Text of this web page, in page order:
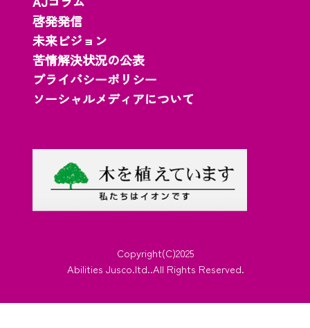
啓発発信
未来ビジョン
苦情解決状況の公表
プライバシーポリシー
ソーシャルメディアについて
Copyright(C)2025
Abilities Jusco.ltd..All Rights Reserved.